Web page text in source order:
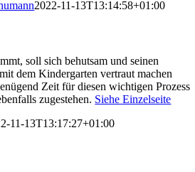
2022-11-13T13:14:58+01:00
soll sich behutsam undseinen
dem Kindergartenvertraut machen
Zeitfür diesen wichtigen Prozess
zugestehen. Siehe Einzelseite
11-13T13:17:27+01:00